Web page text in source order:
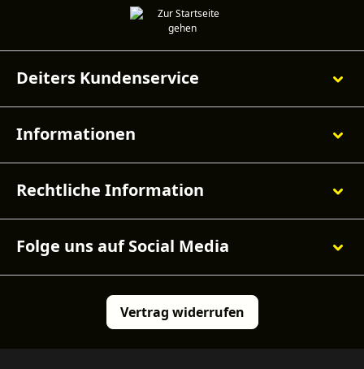
Deiters Kundenservice
Informationen
Rechtliche Information
Folge uns auf Social Media
Vertrag widerrufen